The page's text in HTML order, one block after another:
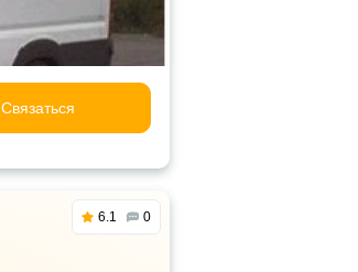
Связаться
6.1 0